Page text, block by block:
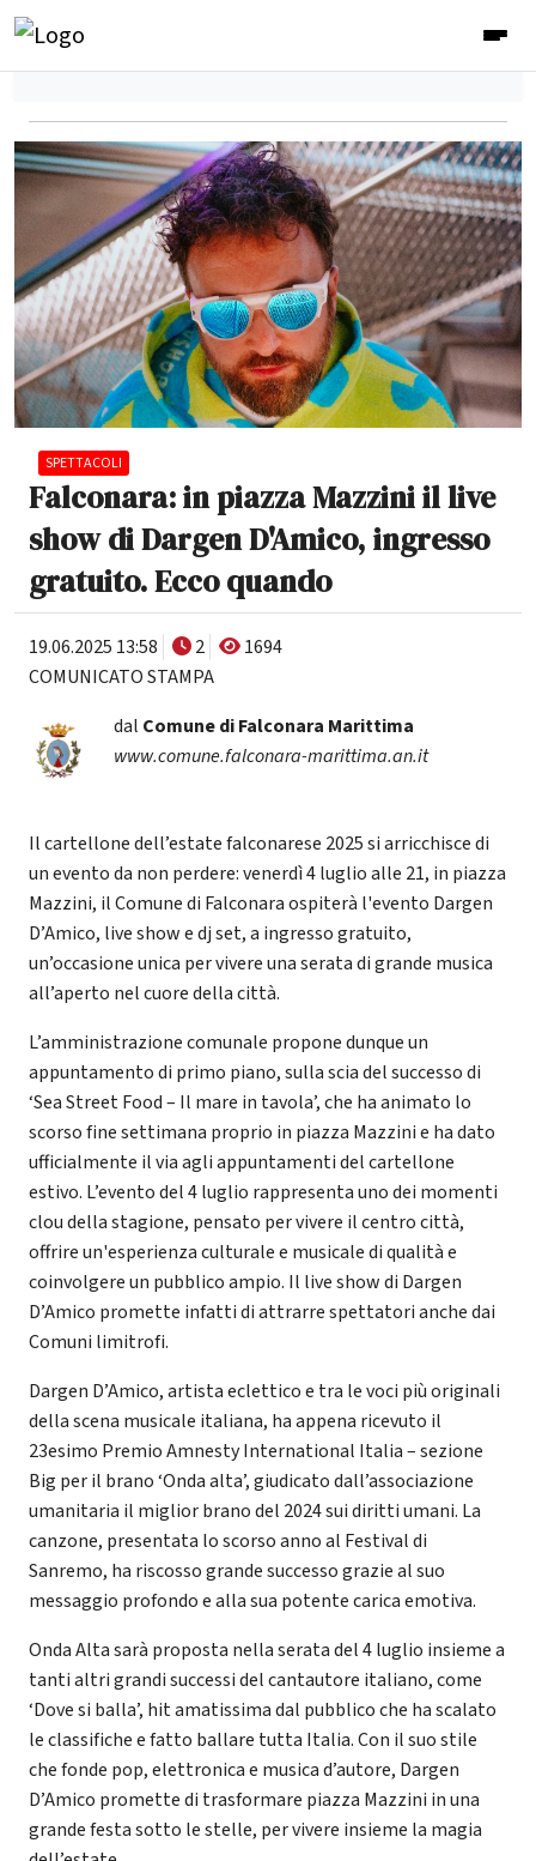
SPETTACOLI
Falconara: in piazza Mazzini il live
show di Dargen D'Amico, ingresso
gratuito. Ecco quando
19.06.2025 13:58 2
1694
COMUNICATO STAMPA
dal Comune di Falconara Marittima
www.comune.falconara-marittima.an.it
Il cartellone dell’estate falconarese 2025 si arricchisce di
un evento da non perdere: venerdì 4 luglio alle 21, in piazza
Mazzini, il Comune di Falconara ospiterà l'evento Dargen
D’Amico, live show e dj set, a ingresso gratuito,
un’occasione unica per vivere una serata di grande musica
all’aperto nel cuore della città.
L’amministrazione comunale propone dunque un
appuntamento di primo piano, sulla scia del successo di
‘Sea Street Food – Il mare in tavola’, che ha animato lo
scorso fine settimana proprio in piazza Mazzini e ha dato
ufficialmente il via agli appuntamenti del cartellone
estivo. L’evento del 4 luglio rappresenta uno dei momenti
clou della stagione, pensato per vivere il centro città,
offrire un'esperienza culturale e musicale di qualità e
coinvolgere un pubblico ampio. Il live show di Dargen
D’Amico promette infatti di attrarre spettatori anche dai
Comuni limitrofi.
Dargen D’Amico, artista eclettico e tra le voci più originali
della scena musicale italiana, ha appena ricevuto il
23esimo Premio Amnesty International Italia – sezione
Big per il brano ‘Onda alta’, giudicato dall’associazione
umanitaria il miglior brano del 2024 sui diritti umani. La
canzone, presentata lo scorso anno al Festival di
Sanremo, ha riscosso grande successo grazie al suo
messaggio profondo e alla sua potente carica emotiva.
Onda Alta sarà proposta nella serata del 4 luglio insieme a
tanti altri grandi successi del cantautore italiano, come
‘Dove si balla’, hit amatissima dal pubblico che ha scalato
le classifiche e fatto ballare tutta Italia. Con il suo stile
che fonde pop, elettronica e musica d’autore, Dargen
D’Amico promette di trasformare piazza Mazzini in una
grande festa sotto le stelle, per vivere insieme la magia